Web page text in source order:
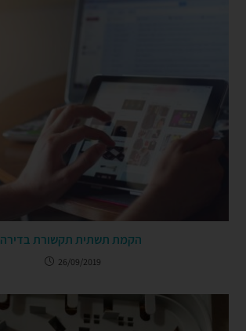
הקמת תשתית תקשורת בדירה
26/09/2019